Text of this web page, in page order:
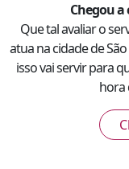
Chegou
Que tal avaliar o
atua na cidade de
isso vai servir para
hora